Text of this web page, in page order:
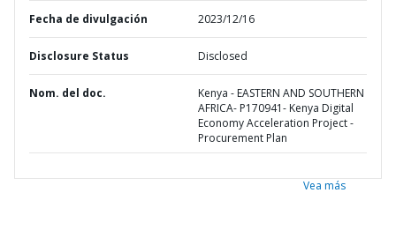
Fecha de divulgación 2023/12/16
Disclosure Status Disclosed
Nom. del doc.
Kenya - EASTERN AND SOUTHERN
AFRICA- P170941- Kenya Digital
Economy Acceleration Project -
Procurement Plan
Vea más